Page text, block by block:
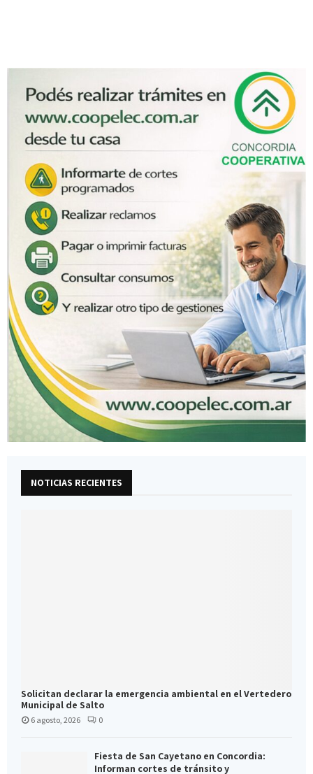
NOTICIAS RECIENTES
Solicitan declarar la emergencia ambiental en el Vertedero
Municipal de Salto
6 agosto, 2026 0
Fiesta de San Cayetano en Concordia:
Informan cortes de tránsito y